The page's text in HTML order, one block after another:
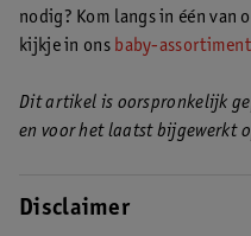
nodig? Kom langs in één van
kijkje in ons baby-assortiment
Dit artikel is oorspronkelijk
en voor het laatst bijgewerkt
Disclaimer